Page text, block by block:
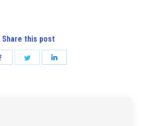
Share this post